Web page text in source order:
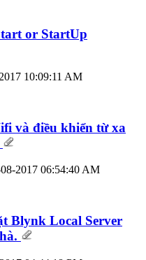
or StartUp
10:09:11 AM
và điều khiển từ xa
2017 06:54:40 AM
Blynk Local Server